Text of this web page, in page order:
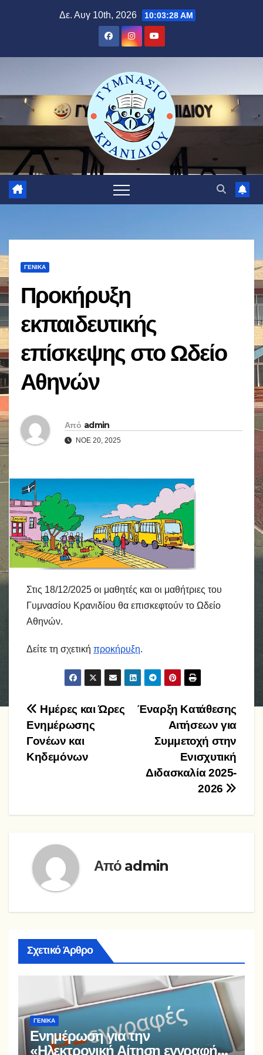
Δε. Αυγ 10th, 2026 10:03:28 AM
ΓΕΝΙΚΆ
Προκήρυξη
εκπαιδευτικής
επίσκεψης στο Ωδείο
Αθηνών
Από admin
ΝΟΈ 20, 2025
Στις 18/12/2025 οι μαθητές και οι μαθήτριες του
Γυμνασίου Κρανιδίου θα επισκεφτούν το Ωδείο
Αθηνών.
Δείτε τη σχετική προκήρυξη.
Πλοήγηση
άρθρων
Έναρξη Κατάθεσης
Αιτήσεων για
Συμμετοχή στην
Ενισχυτική
Διδασκαλία 2025-
2026
Ημέρες και Ώρες
Ενημέρωσης
Γονέων και
Κηδεμόνων
Από admin
Σχετικό Άρθρο
ΓΕΝΙΚΆ
Ενημέρωση για την
«Ηλεκτρονική Αίτηση εγγραφής,